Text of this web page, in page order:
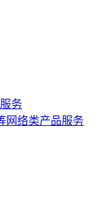
务
网络类产品服务